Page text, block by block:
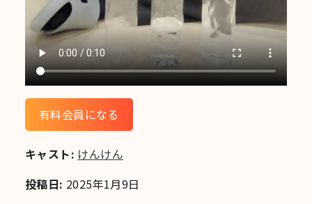
有料会員になる
キャスト: けんけん
投稿日: 2025年1月9日